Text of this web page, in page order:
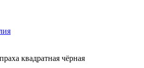
квадратная чёрная